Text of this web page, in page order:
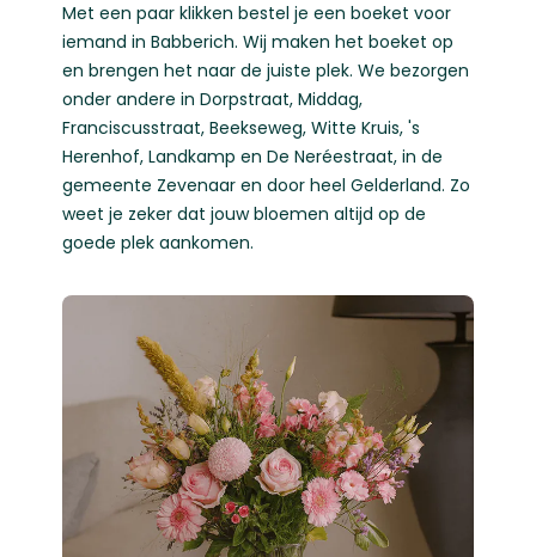
Met een paar klikken bestel je een boeket voor
iemand in Babberich. Wij maken het boeket op
en brengen het naar de juiste plek. We bezorgen
onder andere in Dorpstraat, Middag,
Franciscusstraat, Beekseweg, Witte Kruis, 's
Herenhof, Landkamp en De Neréestraat, in de
gemeente Zevenaar en door heel Gelderland. Zo
weet je zeker dat jouw bloemen altijd op de
goede plek aankomen.